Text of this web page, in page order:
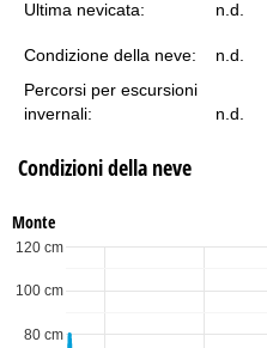
Ultima nevicata: n.d.
Condizione della neve: n.d.
Percorsi per escursioni
invernali:
n.d.
Condizioni della neve
Monte
80 cm
100 cm
120 cm